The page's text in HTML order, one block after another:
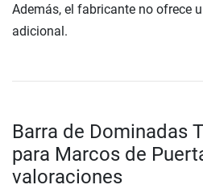
Además, el fabricante no ofrece
adicional.
Barra de Dominadas
para Marcos de
valoraciones